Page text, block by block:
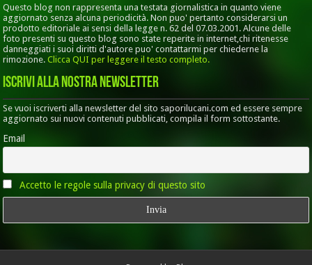
Questo blog non rappresenta una testata giornalistica in quanto viene
aggiornato senza alcuna periodicità. Non puo' pertanto considerarsi un
prodotto editoriale ai sensi della legge n. 62 del 07.03.2001. Alcune delle
foto presenti su questo blog sono state reperite in internet,chi ritenesse
danneggiati i suoi diritti d'autore puo' contattarmi per chiederne la
rimozione.Clicca QUI per leggere il testo completo.
Iscrivi alla nostra Newsletter
Se vuoi iscriverti alla newsletter del sito saporilucani.com ed essere sempre
aggiornato sui nuovi contenuti pubblicati, compila il form sottostante.
Email
Accetto le regole sulla privacy di questo sito